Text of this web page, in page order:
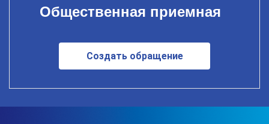
Общественная приемная
Создать обращение